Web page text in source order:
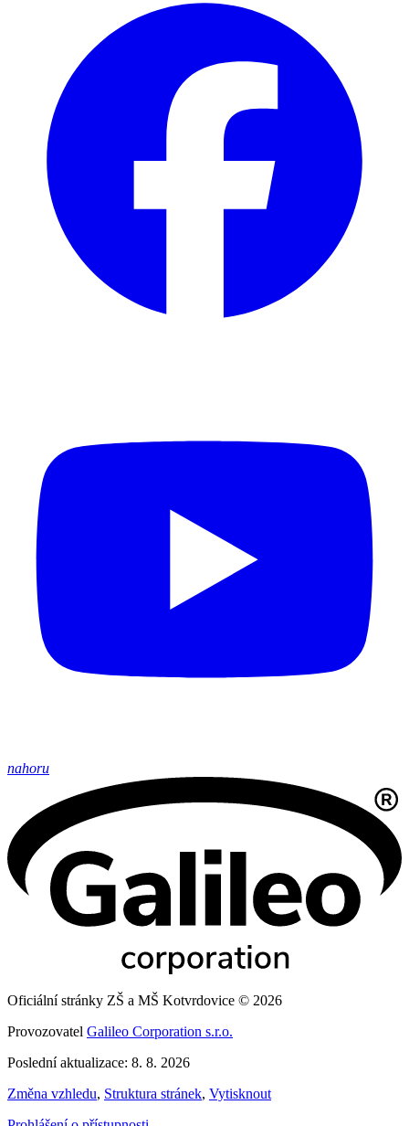
nahoru
Oficiální stránky ZŠ a MŠ Kotvrdovice © 2026
Provozovatel Galileo Corporation s.r.o.
Poslední aktualizace: 8. 8. 2026
Změna vzhledu, Struktura stránek, Vytisknout